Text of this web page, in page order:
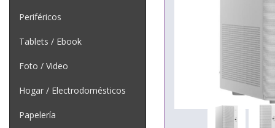
Periféricos
Tablets / Ebook
Foto / Video
Hogar / Electrodomésticos
Papelería